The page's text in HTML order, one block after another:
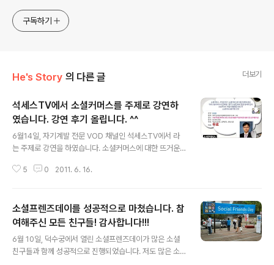
구독하기
He's Story 의 다른 글 더보기
석세스TV에서 소셜커머스를 주제로 강연하
였습니다. 강연 후기 올립니다. ^^
6월14일, 자기계발 전문 VOD 채널인 석세스TV에서 라
는 주제로 강연을 하였습니다. 소셜커머스에 대한 뜨거운
stv.co.kr/seminar/showSeminar.xhtml?seminar.
싶습니다. 제 블로그 아세요??? ㅎㅎ 2011년 2월에 가 나
오고 소셜커머스를 주제로 많은 강연을 했던 것 같습니다.
제 인생의 터닝 포인트가 되기도 했던 책입니다. 앞으로 소
셜커머스는 어떻게 전개될까요? ^^ 주최측에서 사진도 많
이 찍어주셨네요! 강의 사진도 올려봅니다. 저 잘나왔죠?
5 0 2011. 6. 16.
소셜프렌즈데이를 성공적으로 마쳤습니다. 참
여해주신 모든 친구들! 감사합니다!!!
6월 10일, 덕수궁에서 열린 소셜프렌즈데이가 많은 소셜
친구들과 함께 성공적으로 진행되었습니다. 저도 많은 소